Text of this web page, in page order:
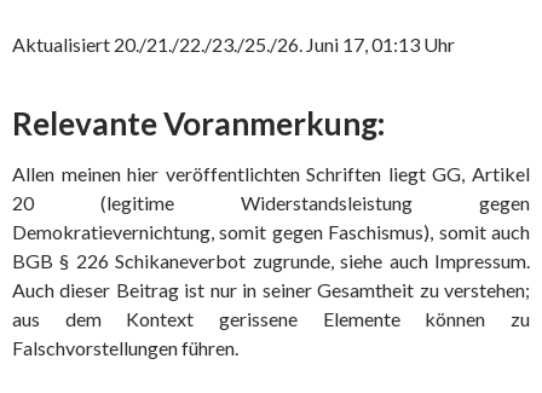
Aktualisiert 20./21./22./23./25./26. Juni 17, 01:13 Uhr
Relevante Voranmerkung:
Allen meinen hier veröffentlichten Schriften liegt GG, Artikel
20 (legitime Widerstandsleistung gegen
Demokratievernichtung, somit gegen Faschismus), somit auch
BGB § 226 Schikaneverbot zugrunde, siehe auch Impressum.
Auch dieser Beitrag ist nur in seiner Gesamtheit zu verstehen;
aus dem Kontext gerissene Elemente können zu
Falschvorstellungen führen.